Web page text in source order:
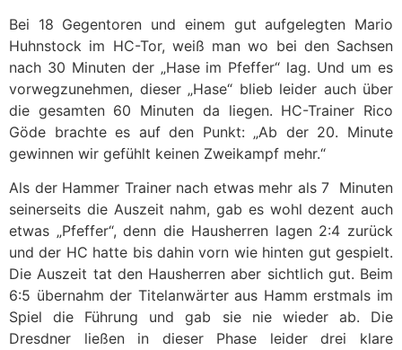
Bei 18 Gegentoren und einem gut aufgelegten Mario
Huhnstock im HC-Tor, weiß man wo bei den Sachsen
nach 30 Minuten der „Hase im Pfeffer“ lag. Und um es
vorwegzunehmen, dieser „Hase“ blieb leider auch über
die gesamten 60 Minuten da liegen. HC-Trainer Rico
Göde brachte es auf den Punkt: „Ab der 20. Minute
gewinnen wir gefühlt keinen Zweikampf mehr.“
Als der Hammer Trainer nach etwas mehr als 7 Minuten
seinerseits die Auszeit nahm, gab es wohl dezent auch
etwas „Pfeffer“, denn die Hausherren lagen 2:4 zurück
und der HC hatte bis dahin vorn wie hinten gut gespielt.
Die Auszeit tat den Hausherren aber sichtlich gut. Beim
6:5 übernahm der Titelanwärter aus Hamm erstmals im
Spiel die Führung und gab sie nie wieder ab. Die
Dresdner ließen in dieser Phase leider drei klare